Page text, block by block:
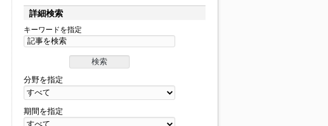
詳細検索
キーワードを指定
分野を指定
期間を指定